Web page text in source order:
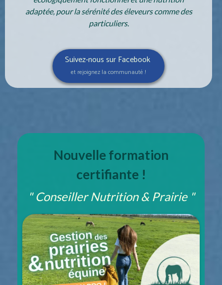
adaptée, pour la sérénité des éleveurs comme des
particuliers.
Suivez-nous sur Facebook
et rejoignez la communauté !
Nouvelle formation
certifiante !
" Conseiller Nutrition & Prairie "